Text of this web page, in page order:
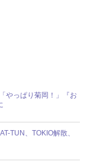
やっぱり菊岡！」『お
TUN、TOKIO解散、